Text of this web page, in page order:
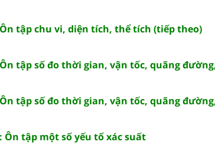
tập chu vi, diện tích, thể tích (tiếp theo)
tập số đo thời gian, vận tốc, quãng
tập số đo thời gian, vận tốc, quãng
Ôn tập một số yếu tố xác suất